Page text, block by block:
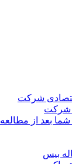
شرکت
شرکت
بعد از مطالعه
بیس